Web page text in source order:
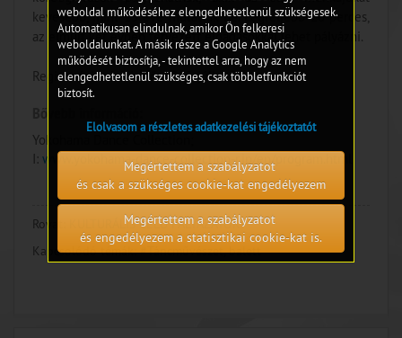
kevesebb, mint 15 éve mutatták be. Legfeljebb 20 perces,
az elmúlt két évben tervezett előadásokkal lehet pályázni.
Regisztrációs határidő: 2015. július 20.
Yokohama Dance Collection;
I: www.yokohama-dance-collection-r.jp/en/program.html
Rovat:
KULTURÁLIS CÉLÚ PÁLYÁZATOK
Kapcsolódó témák:#Táncművészet, balett
weboldal működéséhez elengedhetetlenül szükségesek.
Automatikusan elindulnak, amikor Ön felkeresi
weboldalunkat. A másik része a Google Analytics
működését biztosítja, - tekintettel arra, hogy az nem
elengedhetetlenül szükséges, csak többletfunkciót
biztosít.
Elolvasom a részletes adatkezelési tájékoztatót
Megértettem a szabályzatot
és csak a szükséges cookie-kat engedélyezem
Megértettem a szabályzatot
és engedélyezem a statisztikai cookie-kat is.